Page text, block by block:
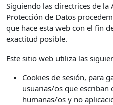
Siguiendo las directrices de la
Protección de Datos
que hace esta web con el fin
exactitud posible.
Este sitio web utiliza las
Cookies de sesión, para
usuarias/os que escriban
humanas/os y no